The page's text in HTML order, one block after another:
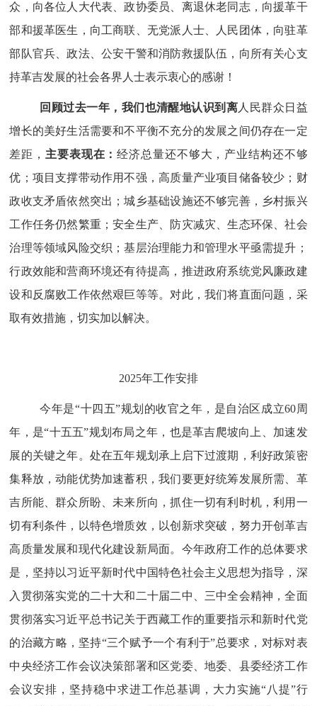
众，向各位人大代表、政协委员、离退休老同志，向援革干
部和援革医生，向工商联、无党派人士、人民团体， 向驻革
部队官兵、政法、公安干警和消防救援队伍，向所有关心支
持革吉发展的社会各界人士表示衷心的感谢！
回顾过去一年，我们也清醒地认识到离 人民群众日益
增长的美好生活需要和不平衡不充分的发展之间仍存在一定
差距， 主要表现在：经济总量还不够大，产业结构还不够
优；项目支撑带动作用不强，高质量产业项目储备较少；财
政收支矛盾依然突出；城乡基础设施还不够完善，乡村振兴
工作任务仍然繁重；安全生产、防灾减灾、生态环保、社会
治理等领域风险交织；基层治理能力和管理水平亟需提升；
行政效能和营商环境还有待提高，推进政府系统党风廉政建
设和反腐败工作依然艰巨等等。对此，我们将直面问题，采
取有效措施，切实加以解决。
2025年工作安排
今年是“十四五”规划的收官之年，是自治区成立60周
年，是“十五五”规划布局之年，也是革吉爬坡向上、加速发
展的关键之年。处在五年规划承上启下过渡期，利好政策密
集释放，动能优势加速蓄积，我们要更好统筹发展所需、革
吉所能、群众所盼、未来所向，抓住一切有利时机，利用一
切有利条件，以特色增质效，以创新求突破，努力开创革吉
高质量发展和现代化建设新局面。 今年政府工作的总体要求
是， 坚持以习近平新时代中国特色社会主义思想为指导，深
入贯彻落实党的二十大和二十届二中、三中全会精神，全面
贯彻落实习近平总书记关于西藏工作的重要指示和新时代党
的治藏方略，坚持“三个赋予一个有利于”总要求，对标对表
中央经济工作会议决策部署和区党委、地委、县委经济工作
会议安排，坚持稳中求进工作总基调， 大力实施“八提”行